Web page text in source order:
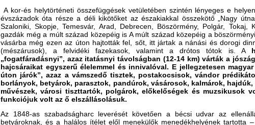
A kor-és helytörténeti összefüggések vetületében szintén lényeges e
évszázadok óta része a déli kikötőket az északiakkal összekötő „Nagy
Szaloniki, Skopje, Temesvár, Arad, Debrecen, Böszörmény, Polgár,
gazdák még a múlt század közepéig is A múlt század közepéig a
vásárba még ezen az úton hajtották fel, sőt, itt jártak a nánási és dorogi
(mészárusok), a felvidéki fazekasok, valamint a drótos tótok is. A
„fogatfáradásnyi”, azaz itatásnyi távolságban (12-14 km) várták a
hajcsáraikat egyszerű élelemmel és innivalóval. E jellegzetesen
úton járók”, azaz a vámszedő tisztek, postakocsisok, vándor
borlányok, betyárok, parasztok, pandúrok, vásárosok, kalmárok,
művészek, városi tiszttartók, polgárok, előkelőségek és muzsikusok
funkciójuk volt az ő elszállásolásuk.
Az 1848-as szabadságharc leverését követően a bécsi udvar az
betyároknak, és a halálos ítélet elől menekülők menedékhelyének tartotta